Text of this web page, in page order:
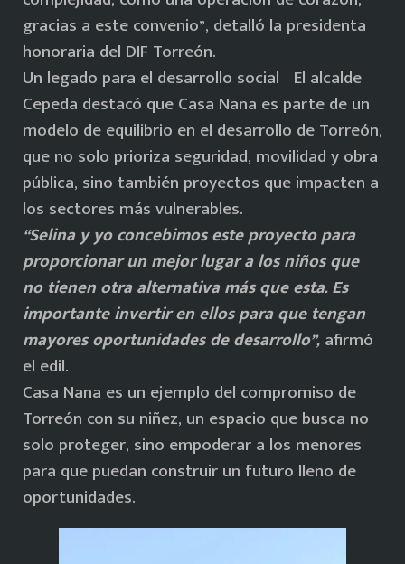
gracias a este convenio”, detalló la presidenta
honoraria del DIF Torreón.
Un legado para el desarrollo social El alcalde
Cepeda destacó que Casa Nana es parte de un
modelo de equilibrio en el desarrollo de Torreón,
que no solo prioriza seguridad, movilidad y obra
pública, sino también proyectos que impacten a
los sectores más vulnerables.
“Selina y yo concebimos este proyecto para
proporcionar un mejor lugar a los niños que
no tienen otra alternativa más que esta. Es
importante invertir en ellos para que tengan
mayores oportunidades de desarrollo”,afirmó
el edil.
Casa Nana es un ejemplo del compromiso de
Torreón con su niñez, un espacio que busca no
solo proteger, sino empoderar a los menores
para que puedan construir un futuro lleno de
oportunidades.